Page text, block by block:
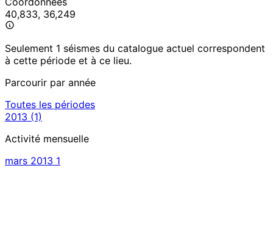
40,833, 36,249
Seulement 1 séismes du catalogue actuel correspondent
à cette période et à ce lieu.
Parcourir par année
Toutes les périodes
2013 (1)
Activité mensuelle
mars 2013 1